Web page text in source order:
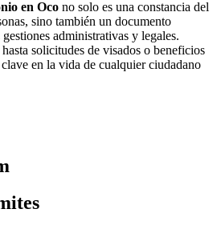
en Oco no solo es una constancia del
sino también un documento
administrativas y legales.
solicitudes de visados o beneficios
en la vida de cualquier ciudadano